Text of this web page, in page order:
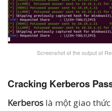
Screenshot of the output of
Cracking Kerberos
Kerberos là một giao